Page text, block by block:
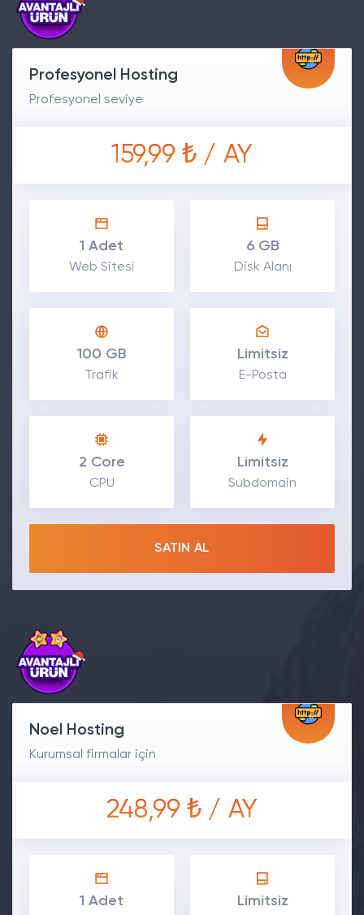
Profesyonel Hosting
Profesyonel seviye
159,99 ₺ / AY
1 Adet
Web Sitesi
6 GB
Disk Alanı
100 GB
Trafik
Limitsiz
E-Posta
2 Core
CPU
Limitsiz
Subdomain
SATIN AL
Noel Hosting
Kurumsal firmalar için
248,99 ₺ / AY
1 Adet Limitsiz